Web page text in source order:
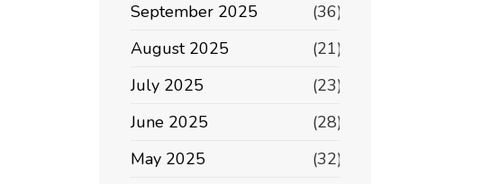
September 2025
(36)
August 2025
(21)
July 2025
(23)
June 2025
(28)
May 2025
(32)